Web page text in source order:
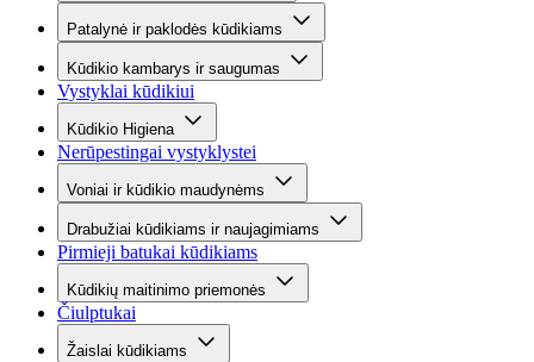
Patalynė ir paklodės kūdikiams
Kūdikio kambarys ir saugumas
Vystyklai kūdikiui
Kūdikio Higiena
Nerūpestingai vystyklystei
Voniai ir kūdikio maudynėms
Drabužiai kūdikiams ir naujagimiams
Pirmieji batukai kūdikiams
Kūdikių maitinimo priemonės
Čiulptukai
Žaislai kūdikiams